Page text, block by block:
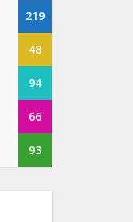
219
48
94
66
93